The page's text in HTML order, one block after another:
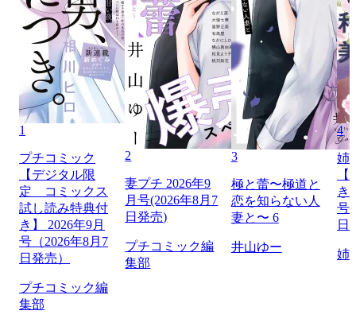
1
プチコミック
【デジタル限
定 コミックス
試し読み特典付
き】 2026年9月
号（2026年8月7
日発売）
プチコミック編
集部
2
妻プチ 2026年9
月号(2026年8月7
日発売)
プチコミック編
集部
3
極と蕾〜極道と
恋を知らない人
妻と〜 6
井山ゆー
4
姉
き
号
日
姉